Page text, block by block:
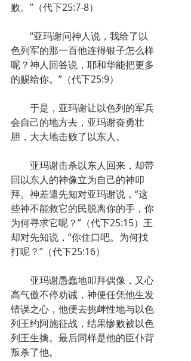
败。”（代下25:7-8）
“亚玛谢问神人说，我给了以
色列军的那一百他连得银子怎么样
呢？神人回答说，耶和华能把更多
的赐给你。”（代下25:9）
于是，亚玛谢让以色列的军兵
会自己的地方去，亚玛谢奋勇壮
胆，大大地击败了以东人。
亚玛谢击杀以东人回来，却带
回以东人的神像立为自己的神叩
拜。神差遣先知对亚玛谢说，“这
些神不能救它的民脱离你的手，你
为何寻求它呢？”（代下25:15）王
却对先知说，“你住口吧。为何找
打呢？”（代下25:16）
亚玛谢愚蠢地叩拜偶像，又心
高气傲不停劝诫，神便任凭他生发
错误之心，他便去挑衅性地与以色
列王约阿施征战，结果惨败被以色
列王生擒。最后同样是他的臣仆背
叛杀了他。